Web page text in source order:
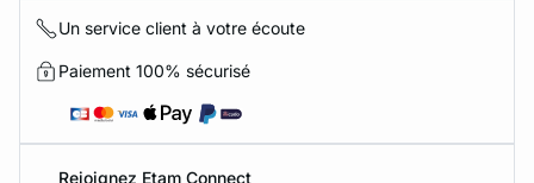
Un service client à votre écoute
Paiement 100% sécurisé
Rejoignez Etam Connect